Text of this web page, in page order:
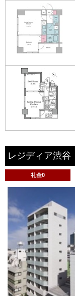
レジディア渋谷
礼金0